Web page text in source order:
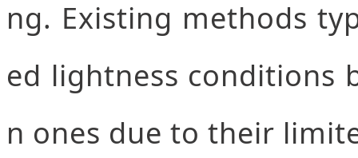
ng. Existing methods
ed lightness conditions
n ones due to their